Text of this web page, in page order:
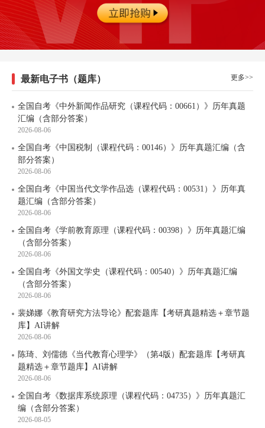
更多>>
最新电子书（题库）
全国自考《中外新闻作品研究（课程代码：00661）》历年真题
汇编（含部分答案）
2026-08-06
全国自考《中国税制（课程代码：00146）》历年真题汇编（含
部分答案）
2026-08-06
全国自考《中国当代文学作品选（课程代码：00531）》历年真
题汇编（含部分答案）
2026-08-06
全国自考《学前教育原理（课程代码：00398）》历年真题汇编
（含部分答案）
2026-08-06
全国自考《外国文学史（课程代码：00540）》历年真题汇编
（含部分答案）
2026-08-06
裴娣娜《教育研究方法导论》配套题库【考研真题精选＋章节题
库】AI讲解
2026-08-06
陈琦、刘儒德《当代教育心理学》（第4版）配套题库【考研真
题精选＋章节题库】AI讲解
2026-08-06
全国自考《数据库系统原理（课程代码：04735）》历年真题汇
编（含部分答案）
2026-08-05